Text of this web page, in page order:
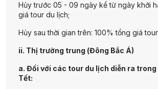
Hủy trước 05 - 09 ngày kể từ ngày khởi
giá tour du lịch;
Hủy sau thời gian trên: 100% tổng giá
ii. Thị trường trung (Đông Bắc Á)
a. Đối với các tour du lịch diễn ra trong
Tết: